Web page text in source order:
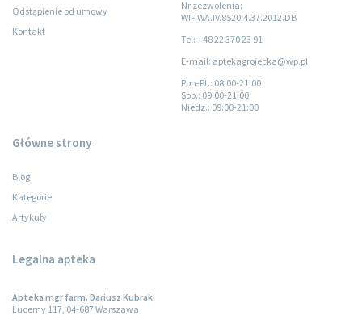
Odstąpienie od umowy
Kontakt
Nr zezwolenia:
WIF.WA.IV.8520.4.37.2012.DB
Tel: +48 22 370 23 91
E-mail: aptekagrojecka@wp.pl
Pon-Pt.: 08:00-21:00
Sob.: 09:00-21:00
Niedz.: 09:00-21:00
Główne strony
Blog
Kategorie
Artykuły
Legalna apteka
Apteka mgr farm. Dariusz Kubrak
Lucerny 117, 04-687 Warszawa